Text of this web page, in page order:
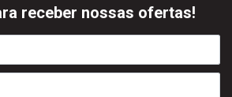
receber nossas ofertas!